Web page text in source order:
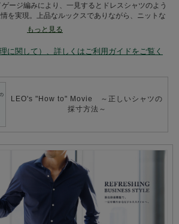
ージ編みにより、一見するとドレスシャツのよう
を実現。上品なルックスでありながら、ニットな
性を備え、快適な着心地を叶えます。
のサステナブル抗菌技術「NordShield®（ノードシ
来の成分が細菌の増殖を抑制し、汗ばむ季節に気
。
菌にもアプローチするため、部屋干しでも臭いが
雨時期にも活躍。
れのしやすさも兼ね備えた一着。アイロンがけの
用いただけます。
して環境への配慮を兼ね備えた、これからの時代
の着心地をご体感ください。
の端材（松脂など）を活用し、ニオイの原因とな
加工に比べ、製造時のエネルギー消費を大幅に削
フ： 高い防臭・抗菌効果で清潔さを保ち、お気に
だけます。
もっと見る
に関して）、詳しくはご利用ガイドをご覧く
LEO's "How to" Movie ～正しいシャツの
採寸方法～